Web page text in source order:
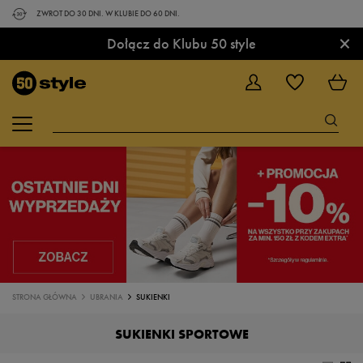
ZWROT DO 30 DNI. W KLUBIE DO 60 DNI.
Dołącz do Klubu 50 style ×
STRONA GŁÓWNA UBRANIA SUKIENKI
SUKIENKI SPORTOWE